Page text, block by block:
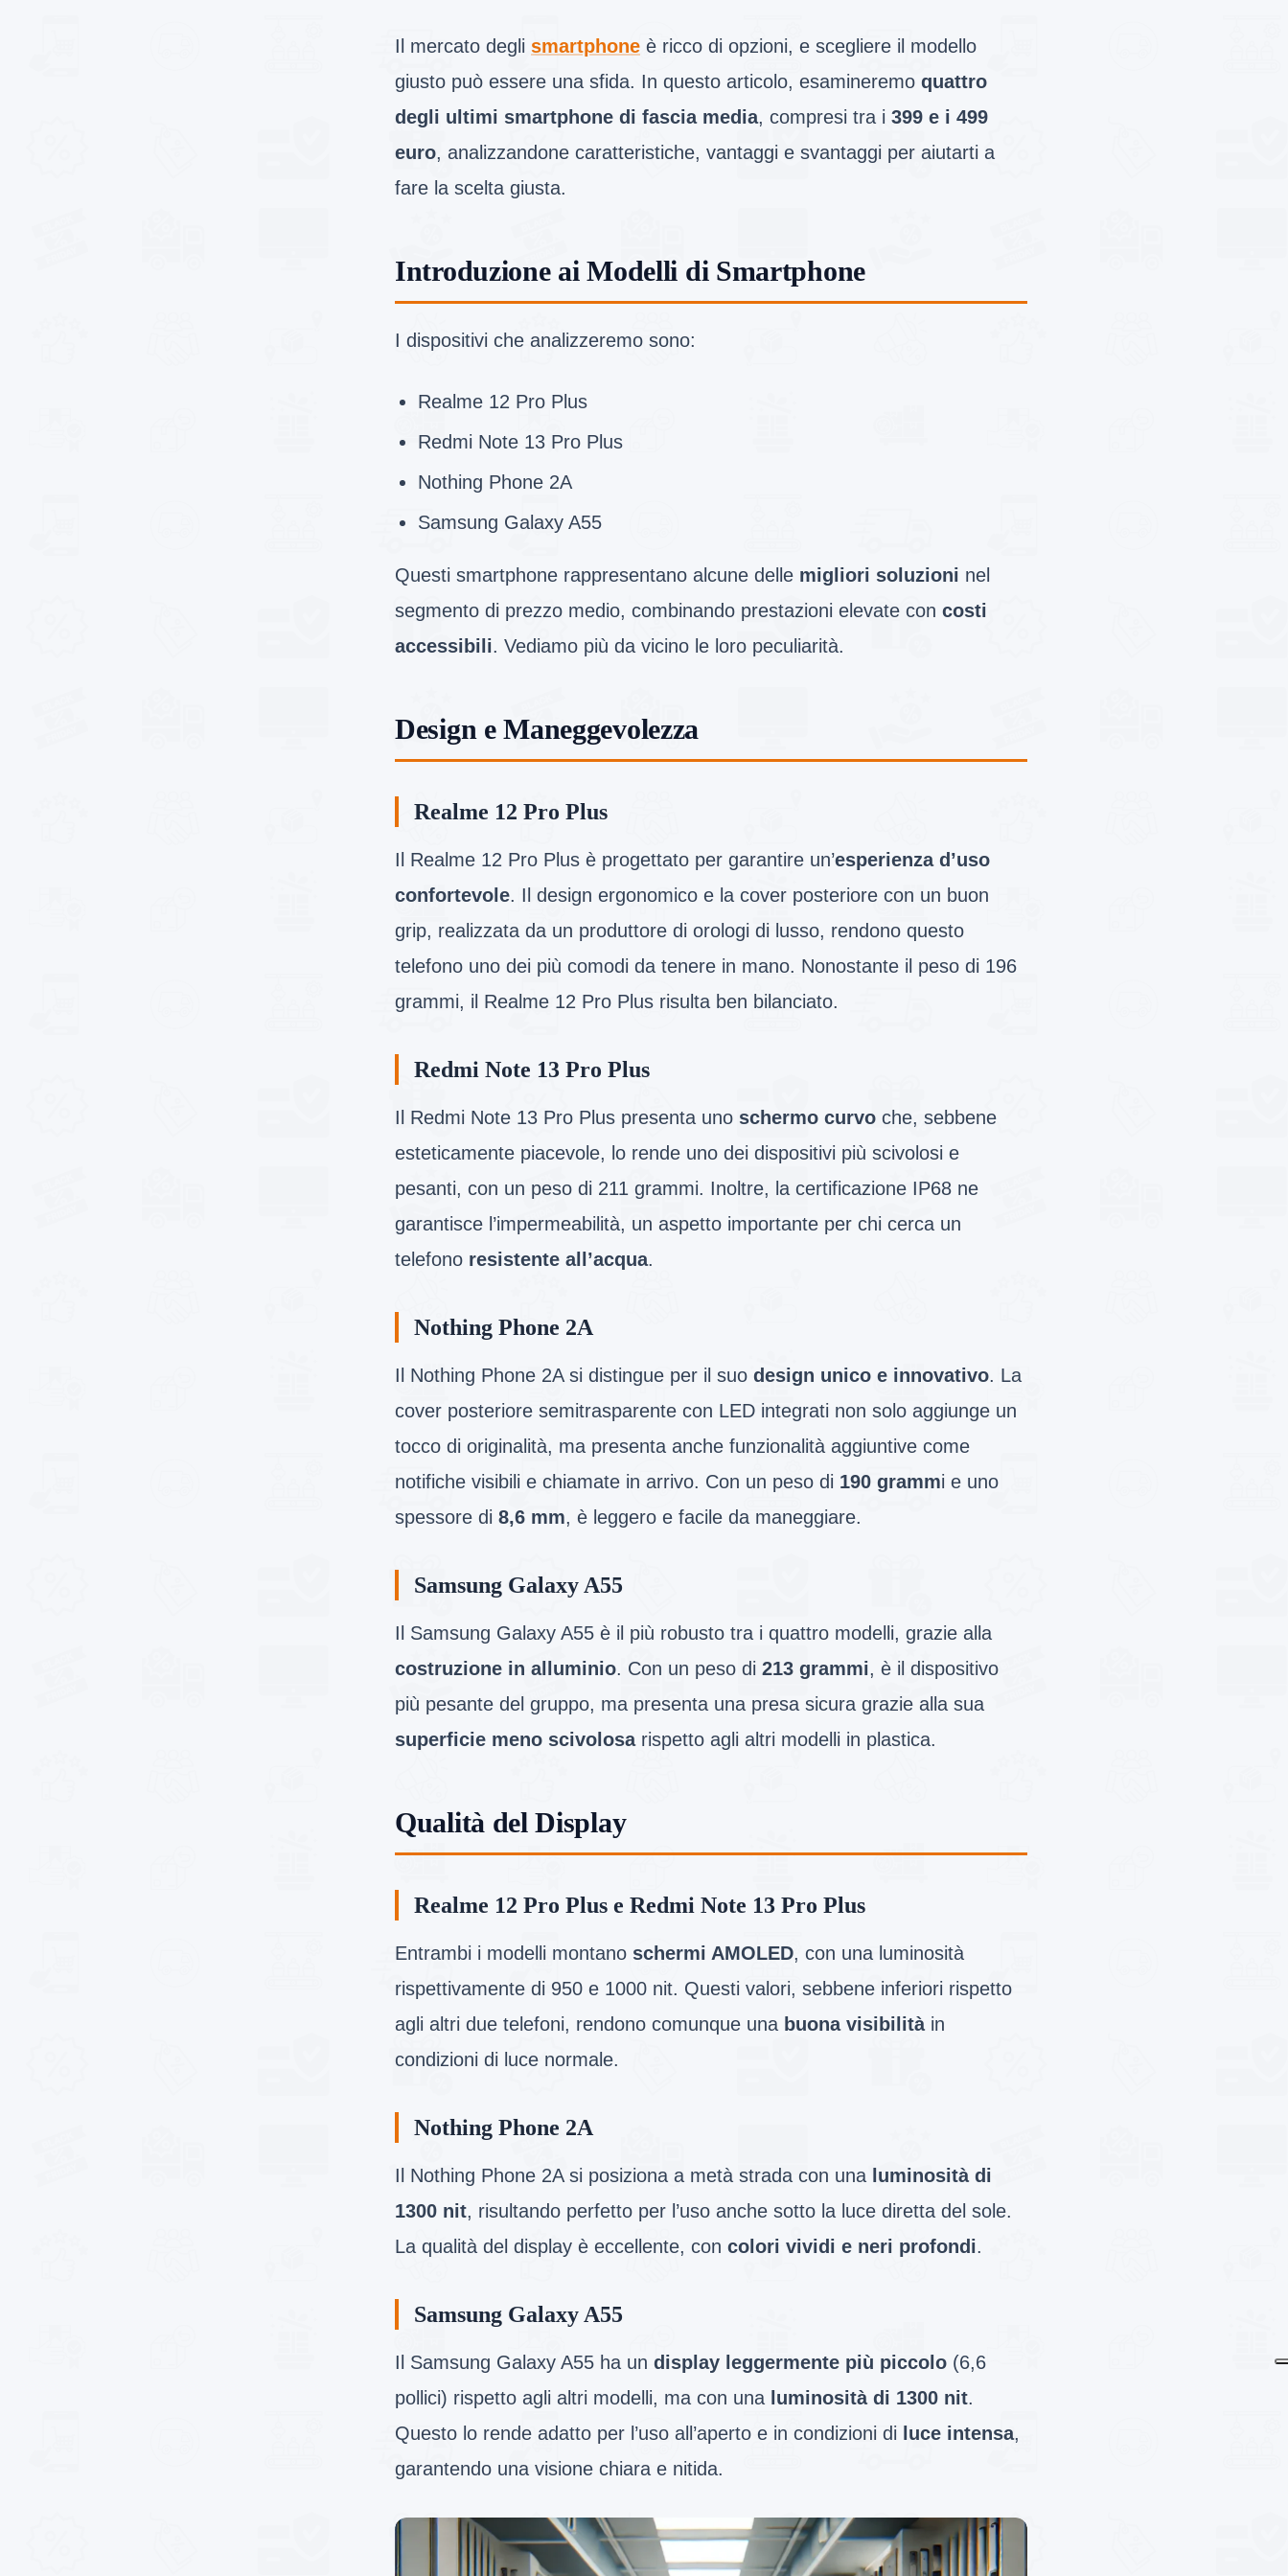
Il mercato degli smartphone è ricco di opzioni, e scegliere il modello
giusto può essere una sfida. In questo articolo, esamineremo quattro
degli ultimi smartphone di fascia media, compresi tra i 399 e i 499
euro, analizzandone caratteristiche, vantaggi e svantaggi per aiutarti a
fare la scelta giusta.
Introduzione ai Modelli di Smartphone
I dispositivi che analizzeremo sono:
Realme 12 Pro Plus
Redmi Note 13 Pro Plus
Nothing Phone 2A
Samsung Galaxy A55
Questi smartphone rappresentano alcune delle migliori soluzioni nel
segmento di prezzo medio, combinando prestazioni elevate con costi
accessibili. Vediamo più da vicino le loro peculiarità.
Design e Maneggevolezza
Realme 12 Pro Plus
Il Realme 12 Pro Plus è progettato per garantire un’esperienza d’uso
confortevole. Il design ergonomico e la cover posteriore con un buon
grip, realizzata da un produttore di orologi di lusso, rendono questo
telefono uno dei più comodi da tenere in mano. Nonostante il peso di 196
grammi, il Realme 12 Pro Plus risulta ben bilanciato.
Redmi Note 13 Pro Plus
Il Redmi Note 13 Pro Plus presenta uno schermo curvo che, sebbene
esteticamente piacevole, lo rende uno dei dispositivi più scivolosi e
pesanti, con un peso di 211 grammi. Inoltre, la certificazione IP68 ne
garantisce l’impermeabilità, un aspetto importante per chi cerca un
telefono resistente all’acqua.
Nothing Phone 2A
Il Nothing Phone 2A si distingue per il suo design unico e innovativo. La
cover posteriore semitrasparente con LED integrati non solo aggiunge un
tocco di originalità, ma presenta anche funzionalità aggiuntive come
notifiche visibili e chiamate in arrivo. Con un peso di 190 grammi e uno
spessore di 8,6 mm, è leggero e facile da maneggiare.
Samsung Galaxy A55
Il Samsung Galaxy A55 è il più robusto tra i quattro modelli, grazie alla
costruzione in alluminio. Con un peso di 213 grammi, è il dispositivo
più pesante del gruppo, ma presenta una presa sicura grazie alla sua
superficie meno scivolosarispetto agli altri modelli in plastica.
Qualità del Display
Realme 12 Pro Plus e Redmi Note 13 Pro Plus
Entrambi i modelli montano schermi AMOLED, con una luminosità
rispettivamente di 950 e 1000 nit. Questi valori, sebbene inferiori rispetto
agli altri due telefoni, rendono comunque una buona visibilitàin
condizioni di luce normale.
Nothing Phone 2A
Il Nothing Phone 2A si posiziona a metà strada con una luminosità di
1300 nit, risultando perfetto per l’uso anche sotto la luce diretta del sole.
La qualità del display è eccellente, con colori vividi e neri profondi.
Samsung Galaxy A55
Il Samsung Galaxy A55 ha un display leggermente più piccolo (6,6
pollici) rispetto agli altri modelli, ma con una luminosità di 1300 nit.
Questo lo rende adatto per l’uso all’aperto e in condizioni di
luce intensa,
garantendo una visione chiara e nitida.